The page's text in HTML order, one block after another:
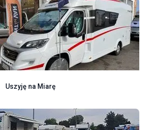
Uszyję na Miarę